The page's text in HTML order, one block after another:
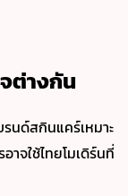
ต่างกัน
รนด์สกินแคร์เหมาะ
จใช้ไทยโมเดิร์นที่